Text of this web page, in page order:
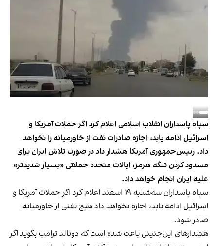
سپاه پاسداران انقلاب اسلامی اعلام کرد اگر حملات آمریکا و
اسرائیل ادامه یابد، اجازه صادرات نفت از خاورمیانه را نخواهد
داد. رییس‌جمهوری آمریکا هشدار داد در صورت تلاش ایران برای
مسدود کردن تنگه هرمز، ایالات متحده حملاتی «بسیار شدیدتر»
علیه ایران انجام خواهد داد.
سپاه پاسداران سه‌شنبه ۱۹ اسفند اعلام کرد اگر حملات آمریکا و
اسرائیل ادامه یابد، اجازه نخواهد داد هیچ نفتی از خاورمیانه
صادر شود.
هشدارهای این‌چنینی باعث شده است که دونالد ترامپ بگوید اگر